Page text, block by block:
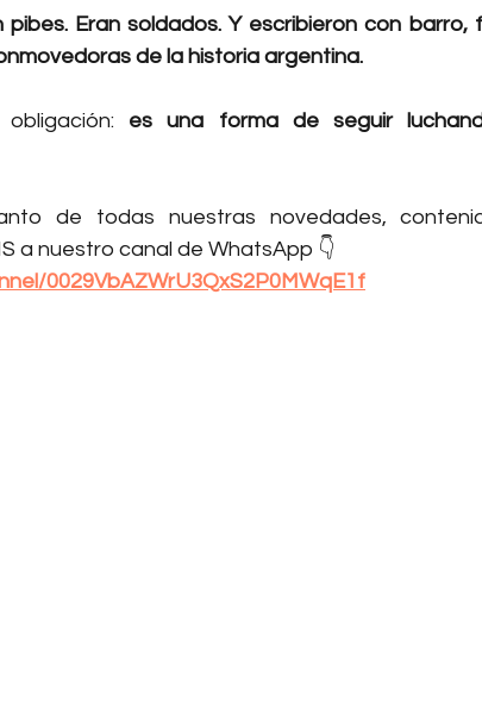
Eran soldados. Y escribieron con barro,
de la historia argentina.
es una forma de seguir
de todas nuestras novedades,
a nuestro canal de WhatsApp 👇
0029VbAZWrU3QxS2P0MWqE1f